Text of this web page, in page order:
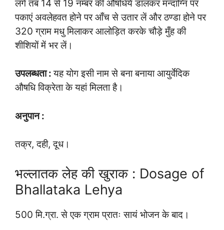
लगे तब 14 से 19 नम्बर की औषधियें डालकर मन्दाग्नि पर
पकाएं अवलेहवत होने पर आँच से उतार लें और ठण्डा होने पर
320 ग्राम मधु मिलाकर आलोड़ित करके चौड़े मुँह की
शीशियों में भर लें।
उपलब्धता :यह योग इसी नाम से बना बनाया आयुर्वेदिक
औषधि विक्रेता के यहां मिलता है।
अनुपान :
तक्र, दही, दूध।
भल्लातक लेह की खुराक : Dosage of
Bhallataka Lehya
500 मि.ग्रा. से एक ग्राम प्रातः सायं भोजन के बाद।